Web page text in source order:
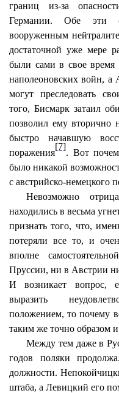
границ из-за
Германии. Обе эти
вооруженным
достаточной уже мере
были сами в свое
наполеоновских войн, а
могут преследовать
того, Бисмарк затаил
позволил ему вторично
быстро начавшую
поражения
[7]
. Вот
было никакой
с австрийско-немецкого
Невозможно
находились в весьма
признать того, что,
потеряли все то, и
вполне
Пруссии, ни в Австрии
И возникает вопрос,
выразить
положением, то почему
таким же точно образом
Между тем даже в
годов поляки
должности.
штаба, а Левицкий его